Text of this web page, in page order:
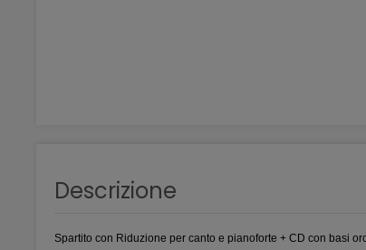
Descrizione
Spartito con Riduzione per canto e pianoforte + CD con basi